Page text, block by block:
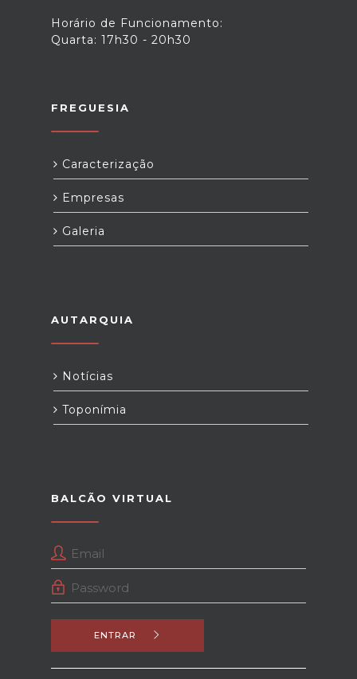
Horário de Funcionamento:
Quarta: 17h30 - 20h30
FREGUESIA
Caracterização
Empresas
Galeria
AUTARQUIA
Notícias
Toponímia
BALCÃO VIRTUAL
ENTRAR